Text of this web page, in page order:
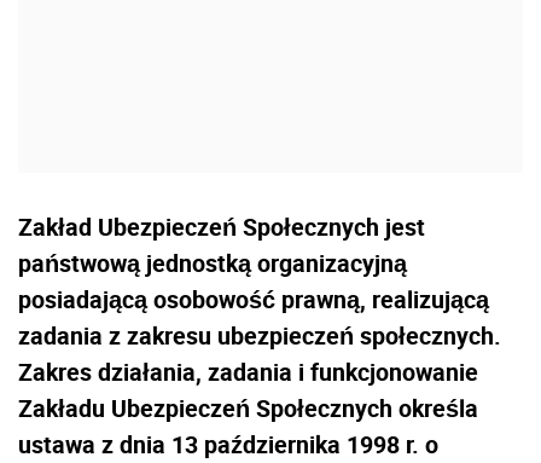
Zakład Ubezpieczeń Społecznych jest
państwową jednostką organizacyjną
posiadającą osobowość prawną, realizującą
zadania z zakresu ubezpieczeń społecznych.
Zakres działania, zadania i funkcjonowanie
Zakładu Ubezpieczeń Społecznych określa
ustawa z dnia 13 października 1998 r. o